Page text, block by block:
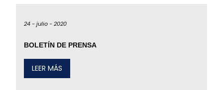
24 -julio -2020
BOLETÍN DE PRENSA
LEER MÁS